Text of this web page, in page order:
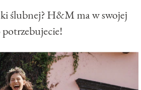
ślubnej? H&M ma w swojej
potrzebujecie!